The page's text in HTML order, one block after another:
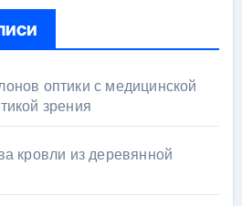
оптики с медицинской
зрения
кровли из деревянной